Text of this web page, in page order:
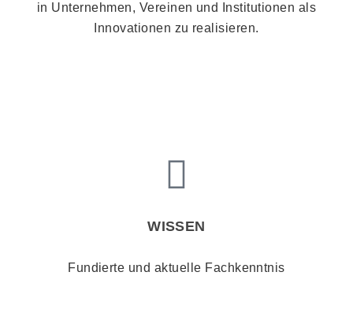
in Unternehmen, Vereinen und Institutionen als
Innovationen zu realisieren.
WISSEN
Fundierte und aktuelle Fachkenntnis